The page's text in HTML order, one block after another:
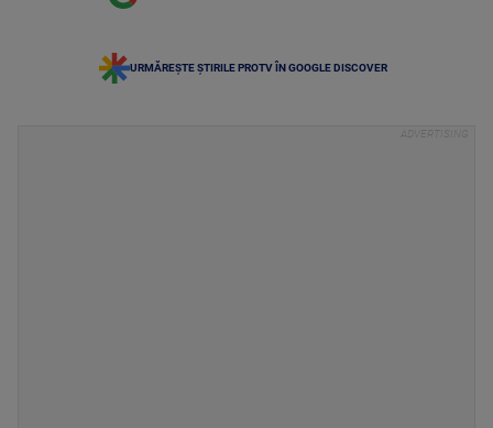
URMĂREȘTE ȘTIRILE PROTV ÎN GOOGLE DISCOVER